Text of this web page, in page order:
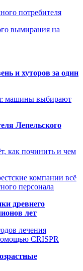
потребителя
вымирания на
и хуторов за один
машины выбирают
Лепельского
как починить и чем
компании всё
персонала
древнего
лет
лечения
CRISPR